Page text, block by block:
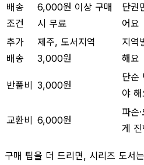
배송
조건
6,000원 이상 구매
시 무료
단권
어요
추가
배송
제주, 도서지역
3,000원
지역
해요
반품비 3,000원
단순
야 해
교환비 6,000원
파손
게 진
구매 팁을 더 드리면, 시리즈 도서